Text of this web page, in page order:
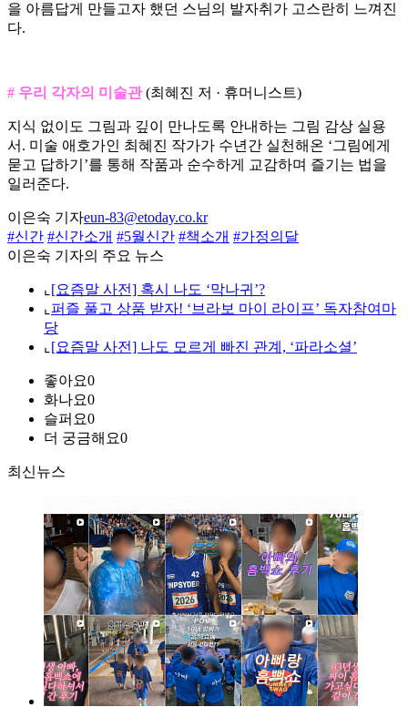
을 아름답게 만들고자 했던 스님의 발자취가 고스란히 느껴진
다.
# 우리 각자의 미술관(최혜진 저 · 휴머니스트)
지식 없이도 그림과 깊이 만나도록 안내하는 그림 감상 실용
서. 미술 애호가인 최혜진 작가가 수년간 실천해온 ‘그림에게
묻고 답하기’를 통해 작품과 순수하게 교감하며 즐기는 법을
일러준다.
이은숙 기자eun-83@etoday.co.kr
#신간 #신간소개 #5월신간 #책소개 #가정의달
이은숙 기자의 주요 뉴스
⌞ [요즘말 사전] 혹시 나도 ‘막나귀’?
⌞ 퍼즐 풀고 상품 받자! ‘브라보 마이 라이프’ 독자참여마
당
⌞ [요즘말 사전] 나도 모르게 빠진 관계, ‘파라소셜’
좋아요0
화나요0
슬퍼요0
더 궁금해요0
최신뉴스